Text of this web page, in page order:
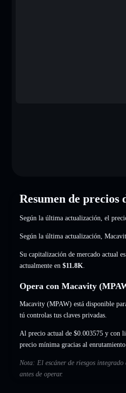
Resumen de
Según la última actualización, el
Según la última actualización,
Su capitalización de mercado actual
actualmente en $11.8K
Opera con Macavity
Macavity (MPAW) está disponible
tú controlas tus claves privadas.
Al precio actual de $0.003575 y con
precio mínima gracias al
Nota: El escáner de riesgos
antes de operar.